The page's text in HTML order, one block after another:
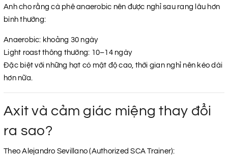
Anh cho rằng cà phê anaerobic nên được nghỉ sau rang lâu hơn
bình thường:
Anaerobic: khoảng 30 ngày
Light roast thông thường: 10–14 ngày
Đặc biệt với những hạt có mật độ cao, thời gian nghỉ nên kéo dài
hơn nữa.
Axit và cảm giác miệng thay đổi
ra sao?
Theo Alejandro Sevillano (Authorized SCA Trainer):